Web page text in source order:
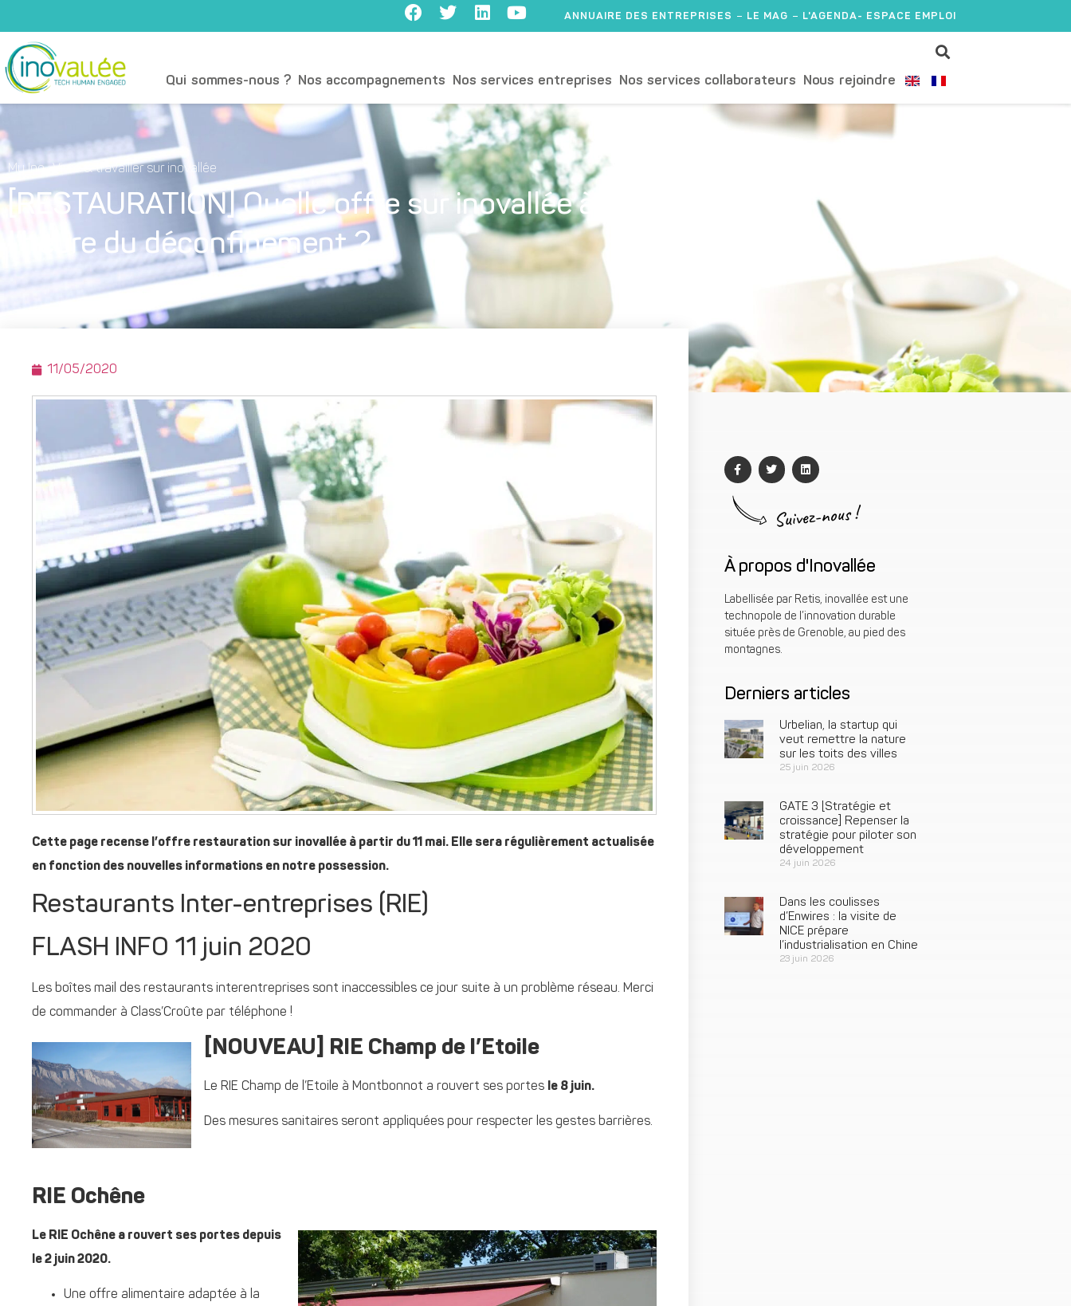
ANNUAIRE DES ENTREPRISES LE MAG L'AGENDA- ESPACE EMPLOI
Qui sommes-nous ? Nos accompagnements Nos services entreprises Nos services collaborateurs Nous rejoindre
My Ino : Vivre & travailler sur inovallée
[RESTAURATION] Quelle offre sur inovallée à
l’heure du déconfinement ?
11/05/2020
Cette page recense l’offre restauration sur inovallée à partir du 11 mai. Elle sera régulièrement actualisée
en fonction des nouvelles informations en notre possession.
Restaurants Inter-entreprises (RIE)
FLASH INFO 11 juin 2020
Les boîtes mail des restaurants interentreprises sont inaccessibles ce jour suite à un problème réseau. Merci
de commander à Class’Croûte par téléphone !
[NOUVEAU] RIE Champ de l’Etoile
Le RIE Champ de l’Etoile à Montbonnot a rouvert ses portes le 8 juin.
Des mesures sanitaires seront appliquées pour respecter les gestes barrières.
RIE Ochêne
Le RIE Ochêne a rouvert ses portes depuis
le 2 juin 2020.
Une offre alimentaire adaptée à la
Suivez-nous !
À propos d'Inovallée
Labellisée par Retis, inovallée est une
technopole de l’innovation durable
située près de Grenoble, au pied des
montagnes.
Derniers articles
Urbelian, la startup qui
veut remettre la nature
sur les toits des villes
25 juin 2026
GATE 3 [Stratégie et
croissance] Repenser la
stratégie pour piloter son
développement
24 juin 2026
Dans les coulisses
d’Enwires : la visite de
NICE prépare
l’industrialisation en Chine
23 juin 2026